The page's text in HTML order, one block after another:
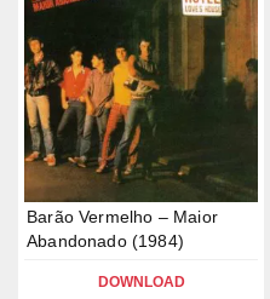
Barão Vermelho – Maior
Abandonado (1984)
DOWNLOAD